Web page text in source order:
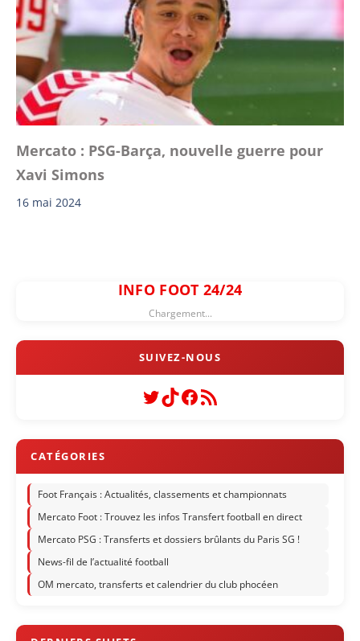
Mercato : PSG-Barça, nouvelle guerre pour
Xavi Simons
16 mai 2024
INFO FOOT 24/24
Chargement...
Twitter
TikTok
Facebook
Flux RSS
Foot Français : Actualités, classements et championnats
Mercato Foot : Trouvez les infos Transfert football en direct
Mercato PSG : Transferts et dossiers brûlants du Paris SG !
News-fil de l’actualité football
OM mercato, transferts et calendrier du club phocéen